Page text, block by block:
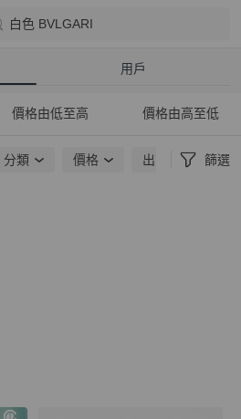
白色 BVLGARI
用戶
價格由低至高 價格由高至低
分類 價格 出貨地點 篩選